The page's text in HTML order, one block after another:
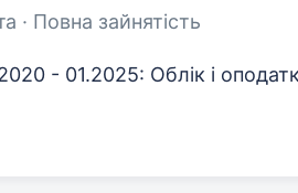
· Повна зайнятість
- 01.2025: Облік і